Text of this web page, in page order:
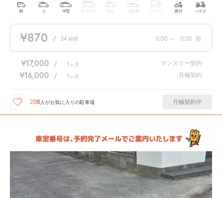
軽 コ 中型 ボックス SUV 大型車 トラック 原付 バイク
¥870 / 24 時間 0:00 ～ 0:00 契
¥17,000 / 1 ヶ月 マンスリー契約
¥16,000 / 1 ヶ月 月極契約
208人がお気に入りの駐車場 月極契約中